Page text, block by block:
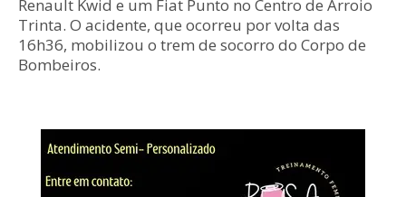
Renault Kwid e um Fiat Punto no Centro de Arroio
Trinta. O acidente, que ocorreu por volta das
16h36, mobilizou o trem de socorro do Corpo de
Bombeiros.